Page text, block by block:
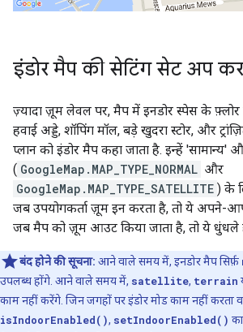
इंडोर मैप की सेटिंग सेट अप
ज़्यादा ज़ूम लेवल पर, मैप में इनडोर स्पेस के
हवाई अड्डे, शॉपिंग मॉल, बड़े खुदरा स्टोर, और
प्लान को इंडोर मैप कहा जाता है. इन्हें 'सामान्य'
( GoogleMap.MAP_TYPE_NORMAL और
GoogleMap.MAP_TYPE_SATELLITE ) के
जब उपयोगकर्ता ज़ूम इन करता है, तो ये अपने-
जब मैप को ज़ूम आउट किया जाता है, तो ये धुंधले
बंद होने की सूचना: आने वाले समय में, इनडोर मैप सिर्फ़
उपलब्ध होंगे. आने वाले समय में, satellite, terrain
काम नहीं करेंगे. जिन जगहों पर इंडोर मोड काम नहीं करता
isIndoorEnabled(), setIndoorEnabled()